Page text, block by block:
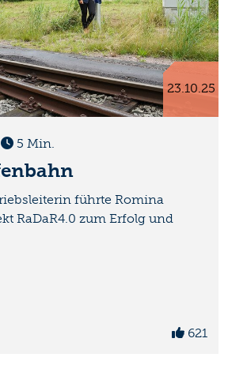
23.10.25
5 Min.
führte Romina
RaDaR4.0 zum Erfolg und
621